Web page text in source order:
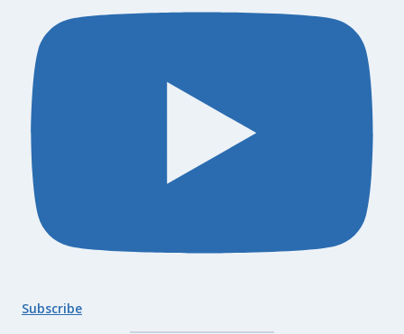
Subscribe